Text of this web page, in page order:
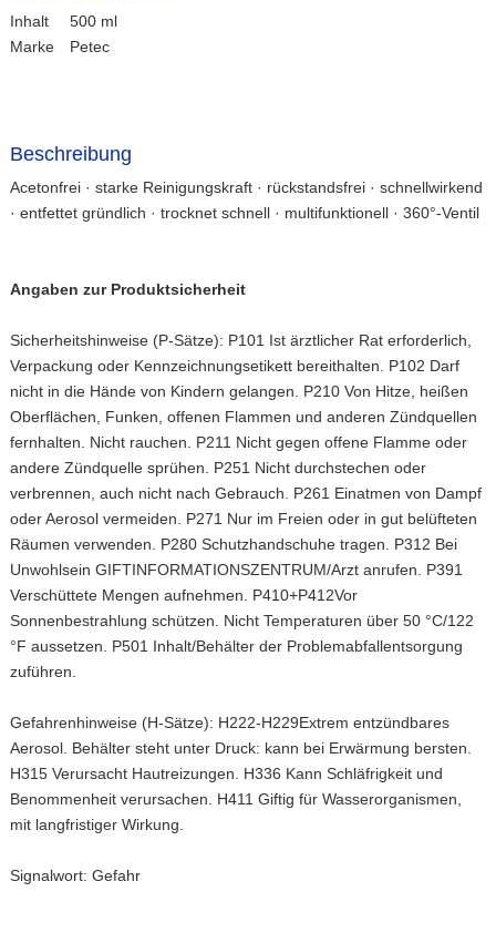
Inhalt
Marke
500 ml
Petec
Beschreibung
Acetonfrei · starke Reinigungskraft · rückstandsfrei · schnellwirkend
· entfettet gründlich · trocknet schnell · multifunktionell · 360°-Ventil
Angaben zur Produktsicherheit
Sicherheitshinweise (P-Sätze): P101 Ist ärztlicher Rat erforderlich,
Verpackung oder Kennzeichnungsetikett bereithalten. P102 Darf
nicht in die Hände von Kindern gelangen. P210 Von Hitze, heißen
Oberflächen, Funken, offenen Flammen und anderen Zündquellen
fernhalten. Nicht rauchen. P211 Nicht gegen offene Flamme oder
andere Zündquelle sprühen. P251 Nicht durchstechen oder
verbrennen, auch nicht nach Gebrauch. P261 Einatmen von Dampf
oder Aerosol vermeiden. P271 Nur im Freien oder in gut belüfteten
Räumen verwenden. P280 Schutzhandschuhe tragen. P312 Bei
Unwohlsein GIFTINFORMATIONSZENTRUM/Arzt anrufen. P391
Verschüttete Mengen aufnehmen. P410+P412Vor
Sonnenbestrahlung schützen. Nicht Temperaturen über 50 °C/122
°F aussetzen. P501 Inhalt/Behälter der Problemabfallentsorgung
zuführen.
Gefahrenhinweise (H-Sätze): H222-H229Extrem entzündbares
Aerosol. Behälter steht unter Druck: kann bei Erwärmung bersten.
H315 Verursacht Hautreizungen. H336 Kann Schläfrigkeit und
Benommenheit verursachen. H411 Giftig für Wasserorganismen,
mit langfristiger Wirkung.
Signalwort: Gefahr